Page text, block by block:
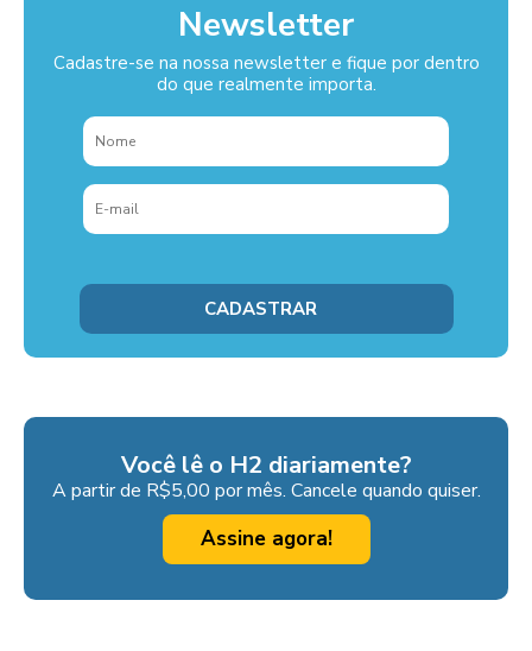
Newsletter
Cadastre-se na nossa newsletter e fique por dentro
do que realmente importa.
Você lê o H2 diariamente?
A partir de R$5,00 por mês. Cancele quando quiser.
Assine agora!